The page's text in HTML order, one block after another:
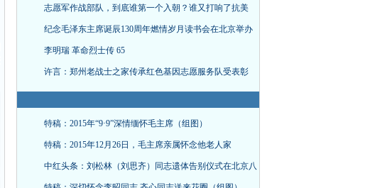
志愿军作战部队，到底谁第一个入朝？谁又打响了抗美
纪念毛泽东主席诞辰130周年燃情岁月读书会在北京举办
李明瑞 革命烈士传 65
许言：郑州老战士之家传承红色基因志愿服务队受表彰
特稿：2015年“9·9”深情缅怀毛主席（组图）
特稿：2015年12月26日，毛主席亲属怀念他老人家
中红头条：刘松林（刘思齐）同志遗体告别仪式在北京八